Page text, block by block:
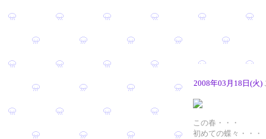
2008年03月18日(火)
この春・・・
初めての蝶々・・・